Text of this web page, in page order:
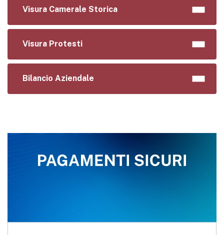
Visura Camerale Storica
Visura Protesti
Bilancio Aziendale